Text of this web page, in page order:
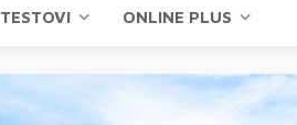
TESTOVI ONLINE PLUS